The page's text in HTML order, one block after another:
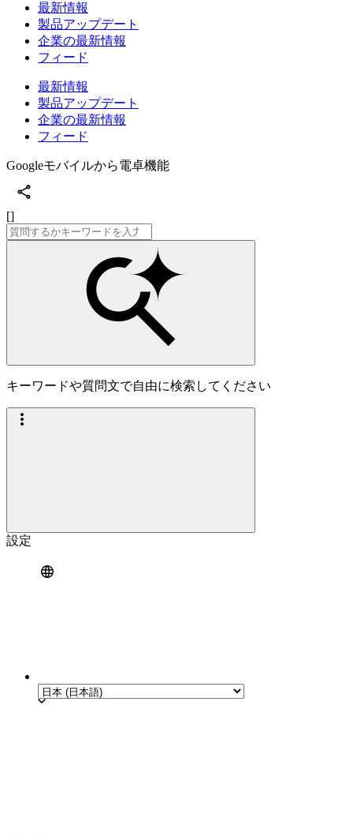
最新情報
製品アップデート
企業の最新情報
フィード
最新情報
製品アップデート
企業の最新情報
フィード
Googleモバイルから電卓機能
[]
キーワードや質問文で自由に検索してください
設定